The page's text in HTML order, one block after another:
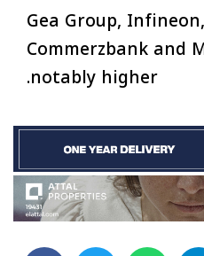
Gea Group,
Commerzbank and
notably higher.